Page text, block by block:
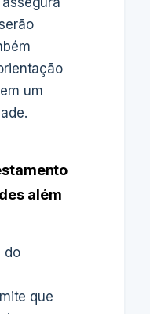
um
além
do
que